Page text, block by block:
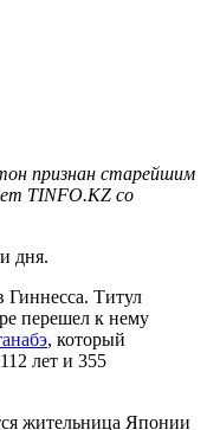
признан старейшим
TINFO.KZ со
дня.
Гиннесса. Титул
перешел к нему
, который
лет и 355
жительница Японии